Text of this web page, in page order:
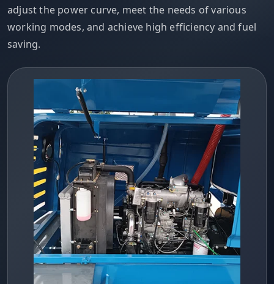
adjust the power curve, meet the needs of various
working modes, and achieve high efficiency and fuel
saving.